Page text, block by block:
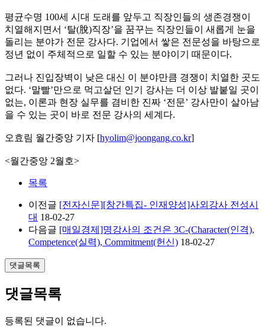
평균수명 100세 시대 도래를 앞두고 직장인들의 생존경쟁이
치열해지면서 ‘탈(脫)직장’을 꿈꾸는 직장인들이 새롭게 눈을
돌리는 분야가 전문 강사다. 기업에서 쌓은 전문성을 바탕으로
정년 없이 주체적으로 일할 수 있는 분야이기 때문이다.
그러나 진입장벽이 낮은 대신 이 분야만큼 경쟁이 치열한 곳도
없다. ‘말빨’만으로 먹고살던 인기 강사는 더 이상 발붙일 곳이
없는, 이론과 현장 실무를 겸비한 진짜 ‘전문’ 강사만이 살아남
을 수 있는 곳이 바로 전문 강사의 세계다.
오효림 월간중앙 기자 [hyolim@joongang.co.kr]
<월간중앙 2월호>
목록
이전글 [전자신문][창간특집- 인재양성]사외강사 전성시
대 18-02-27
다음글 [매일경제]명강사의 조건은 3C-(Character(인격),
Competence(실력), Commitment(헌신) 18-02-27
댓글목록
댓글목록
등록된 댓글이 없습니다.